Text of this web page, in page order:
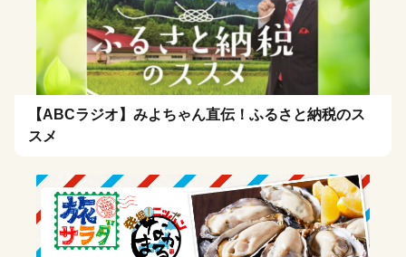
【ABCラジオ】みよちゃん直伝！ふるさと納税のス
スメ